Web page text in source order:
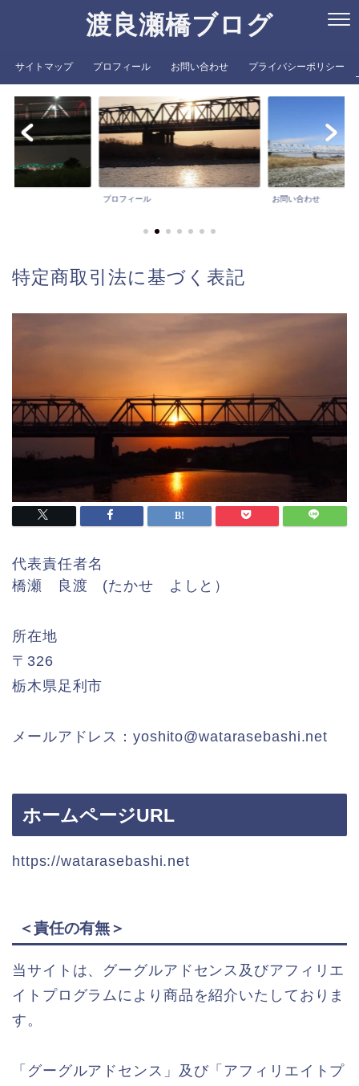
渡良瀬橋ブログ
サイトマップ プロフィール お問い合わせ プライバシーポリシー
プロフィール お問い合わせ
特定商取引法に基づく表記
代表責任者名
橋瀬 良渡 (たかせ よしと）
所在地
〒326
栃木県足利市
メールアドレス：yoshito@watarasebashi.net
ホームページURL
https://watarasebashi.net
＜責任の有無＞
当サイトは、グーグルアドセンス及びアフィリエ
イトプログラムにより商品を紹介いたしておりま
す。
「グーグルアドセンス」及び「アフィリエイトプ